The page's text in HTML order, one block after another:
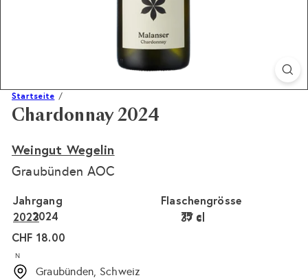
Startseite
Chardonnay 2024
Weingut Wegelin
Graubünden AOC
Flaschengrösse
75 cl
37 cl
Jahrgang
2024
2023
Normaler
Preis
CHF 18.00
N
Graubünden, Schweiz